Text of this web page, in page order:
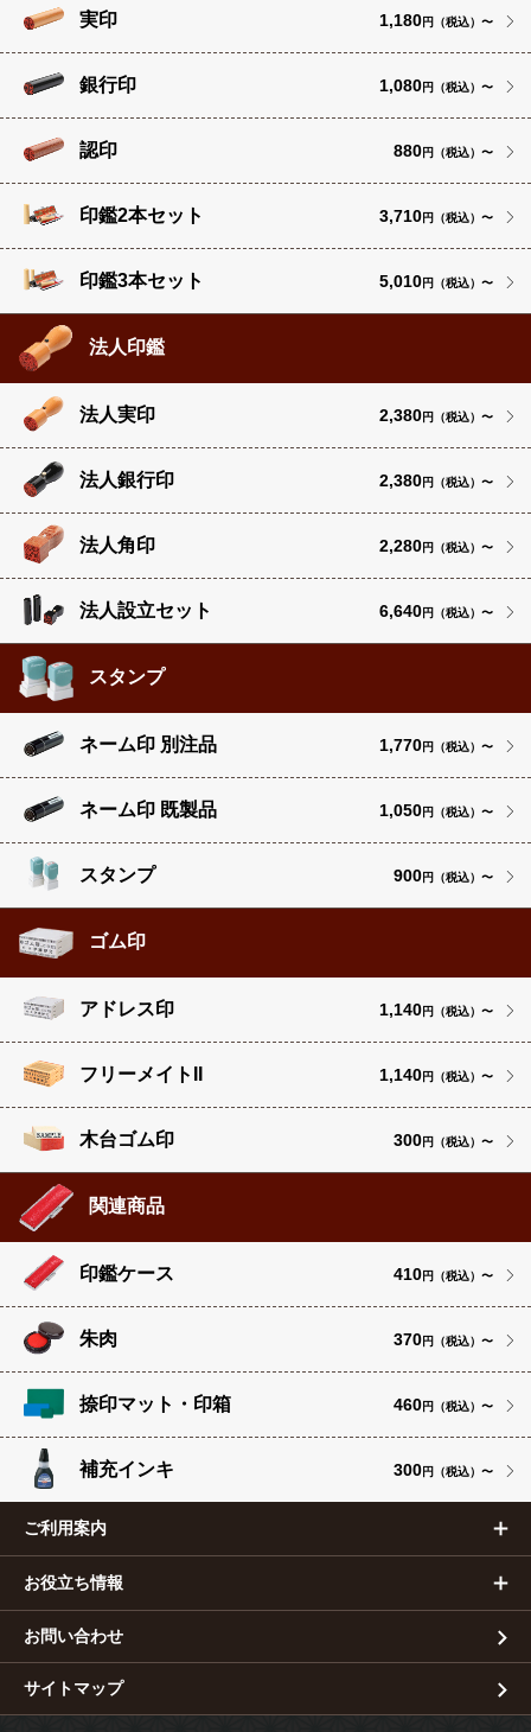
実印 1,180円（税込）〜
銀行印 1,080円（税込）〜
認印 880円（税込）〜
印鑑2本セット 3,710円（税込）〜
印鑑3本セット 5,010円（税込）〜
法人印鑑
法人実印 2,380円（税込）〜
法人銀行印 2,380円（税込）〜
法人角印 2,280円（税込）〜
法人設立セット 6,640円（税込）〜
スタンプ
ネーム印 別注品 1,770円（税込）〜
ネーム印 既製品 1,050円（税込）〜
スタンプ 900円（税込）〜
ゴム印
アドレス印 1,140円（税込）〜
フリーメイトII 1,140円（税込）〜
木台ゴム印 300円（税込）〜
関連商品
印鑑ケース 410円（税込）〜
朱肉 370円（税込）〜
捺印マット・印箱 460円（税込）〜
補充インキ 300円（税込）〜
ご利用案内
お役立ち情報
お問い合わせ
サイトマップ